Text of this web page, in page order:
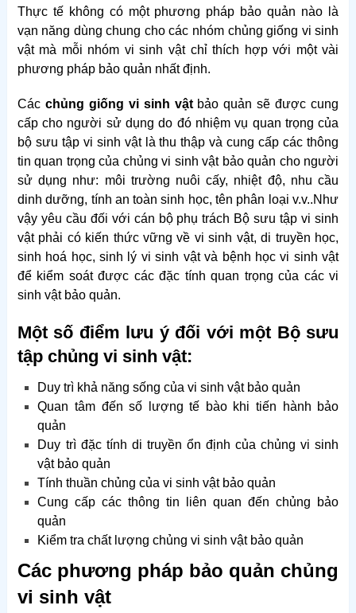
Thực tế không có một phương pháp bảo quản nào là
vạn năng dùng chung cho các nhóm chủng giống vi sinh
vật mà mỗi nhóm vi sinh vật chỉ thích hợp với một vài
phương pháp bảo quản nhất định.
Các chủng giống vi sinh vậtbảo quản sẽ được cung
cấp cho người sử dụng do đó nhiệm vụ quan trọng của
bộ sưu tập vi sinh vật là thu thập và cung cấp các thông
tin quan trọng của chủng vi sinh vật bảo quản cho người
sử dụng như: môi trường nuôi cấy, nhiệt độ, nhu cầu
dinh dưỡng, tính an toàn sinh học, tên phân loại v.v..Như
vậy yêu cầu đối với cán bộ phụ trách Bộ sưu tập vi sinh
vật phải có kiến thức vững về vi sinh vật, di truyền học,
sinh hoá học, sinh lý vi sinh vật và bệnh học vi sinh vật
để kiểm soát được các đặc tính quan trọng của các vi
sinh vật bảo quản.
Một số điểm lưu ý đối với một Bộ sưu
tập chủng vi sinh vật:
Duy trì khả năng sống của vi sinh vật bảo quản
Quan tâm đến số lượng tế bào khi tiến hành bảo
quản
Duy trì đặc tính di truyền ổn định của chủng vi sinh
vật bảo quản
Tính thuần chủng của vi sinh vật bảo quản
Cung cấp các thông tin liên quan đến chủng bảo
quản
Kiểm tra chất lượng chủng vi sinh vật bảo quản
Các phương pháp bảo quản chủng
vi sinh vật